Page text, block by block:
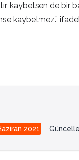
kaybetsen de
kaybetmez.”
2021